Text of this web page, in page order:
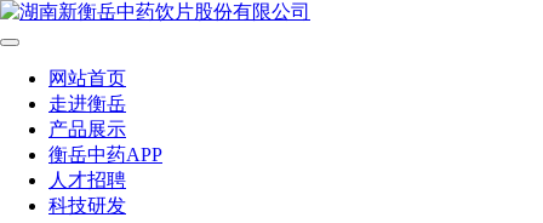
网站首页
走进衡岳
产品展示
衡岳中药APP
人才招聘
科技研发